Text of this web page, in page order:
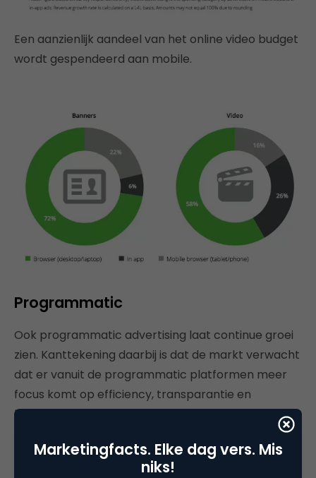
Een aanzienlijk aandeel van het online video budget
wordt gespendeerd aan mobile.
Programmatic
Ook programmatic advertising laat continue groei
zien. Kanttekening daarbij is dat de markt verwacht
dat er vanuit de programmatic platformen meer
focus komt op efficiency, transparantie en
kwaliteit. Ook machine learning zou hier een
Marketingfacts. Elke dag vers. Mis
niks!